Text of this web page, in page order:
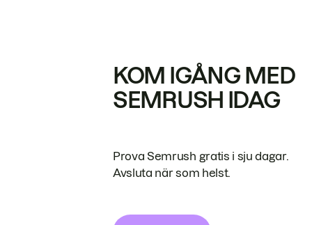
KOM IGÅNG MED
SEMRUSH IDAG
Prova Semrush gratis i sju dagar.
Avsluta när som helst.